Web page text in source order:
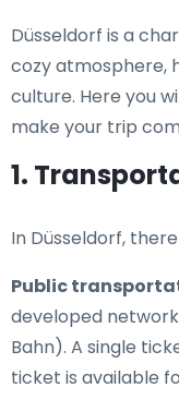
Düsseldorf is a
cozy atmosphere,
culture. Here you
make your trip
1.
In Düsseldorf,
Public
developed
Bahn). A single
ticket is available